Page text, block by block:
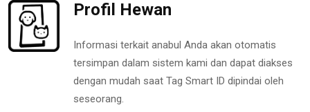
Profil Hewan
Informasi terkait anabul Anda akan otomatis
tersimpan dalam sistem kami dan dapat diakses
dengan mudah saat Tag Smart ID dipindai oleh
seseorang.